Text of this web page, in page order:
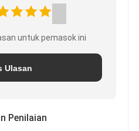
untuk pemasok ini
Ulasan
Penilaian